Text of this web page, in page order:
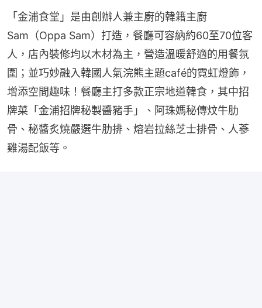
「金浦食堂」是由創辦人兼主廚的韓籍主廚
Sam（Oppa Sam）打造，餐廳可容納約60至70位客
人，店內裝修均以木材為主，營造溫暖舒適的用餐氛
圍；並巧妙融入韓國人氣浣熊主題café的霓虹燈飾，
增添空間趣味！餐廳主打多款正宗地道韓食，其中招
牌菜「金浦招牌秘製醬豬手」、阿珠媽秘傳炆牛肋
骨、秘醬炙燒嚴選牛肋排、熔岩拉絲芝士排骨、人蔘
雞湯配飯等。